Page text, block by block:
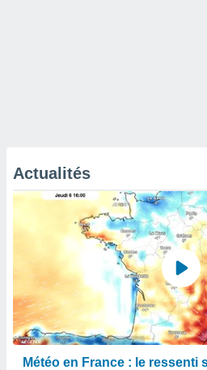
Actualités
Météo en France : le ressenti